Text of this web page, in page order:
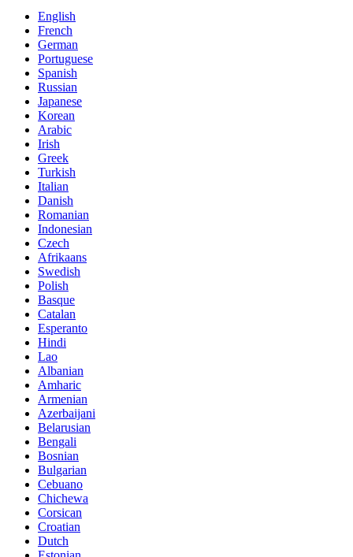
English
French
German
Portuguese
Spanish
Russian
Japanese
Korean
Arabic
Irish
Greek
Turkish
Italian
Danish
Romanian
Indonesian
Czech
Afrikaans
Swedish
Polish
Basque
Catalan
Esperanto
Hindi
Lao
Albanian
Amharic
Armenian
Azerbaijani
Belarusian
Bengali
Bosnian
Bulgarian
Cebuano
Chichewa
Corsican
Croatian
Dutch